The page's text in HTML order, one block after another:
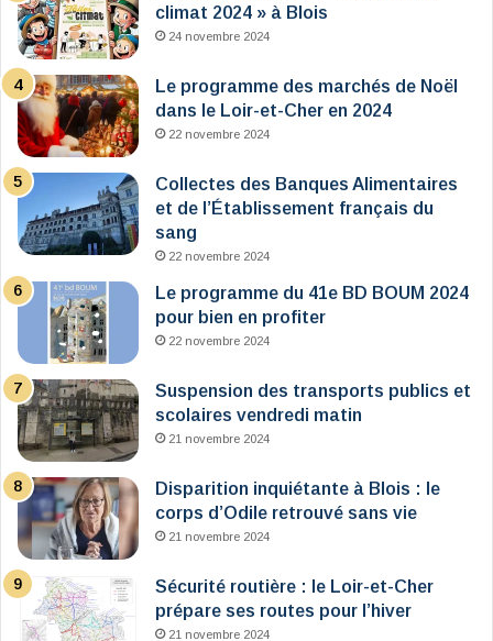
climat 2024 » à Blois
24 novembre 2024
Le programme des marchés de Noël
dans le Loir-et-Cher en 2024
22 novembre 2024
Collectes des Banques Alimentaires
et de l’Établissement français du
sang
22 novembre 2024
Le programme du 41e BD BOUM 2024
pour bien en profiter
22 novembre 2024
Suspension des transports publics et
scolaires vendredi matin
21 novembre 2024
Disparition inquiétante à Blois : le
corps d’Odile retrouvé sans vie
21 novembre 2024
Sécurité routière : le Loir-et-Cher
prépare ses routes pour l’hiver
21 novembre 2024